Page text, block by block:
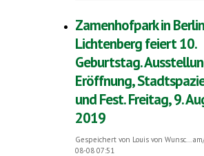
Zamenhofpark in
Lichtenberg feiert 10.
Geburtstag.
Eröffnung,
und Fest. Freitag, 9.
2019
Gespeichert von Louis von Wunsc...
08-08 07:51